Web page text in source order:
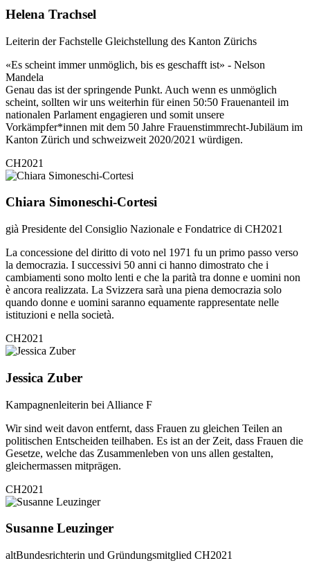
Helena Trachsel
Leiterin der Fachstelle Gleichstellung des Kanton Zürichs
«Es scheint immer unmöglich, bis es geschafft ist» - Nelson
Mandela
Genau das ist der springende Punkt. Auch wenn es unmöglich
scheint, sollten wir uns weiterhin für einen 50:50 Frauenanteil im
nationalen Parlament engagieren und somit unsere
Vorkämpfer*innen mit dem 50 Jahre Frauenstimmrecht-Jubiläum im
Kanton Zürich und schweizweit 2020/2021 würdigen.
CH2021
Chiara Simoneschi-Cortesi
già Presidente del Consiglio Nazionale e Fondatrice di CH2021
La concessione del diritto di voto nel 1971 fu un primo passo verso
la democrazia. I successivi 50 anni ci hanno dimostrato che i
cambiamenti sono molto lenti e che la parità tra donne e uomini non
è ancora realizzata. La Svizzera sarà una piena democrazia solo
quando donne e uomini saranno equamente rappresentate nelle
istituzioni e nella società.
CH2021
Jessica Zuber
Kampagnenleiterin bei Alliance F
Wir sind weit davon entfernt, dass Frauen zu gleichen Teilen an
politischen Entscheiden teilhaben. Es ist an der Zeit, dass Frauen die
Gesetze, welche das Zusammenleben von uns allen gestalten,
gleichermassen mitprägen.
CH2021
Susanne Leuzinger
altBundesrichterin und Gründungsmitglied CH2021